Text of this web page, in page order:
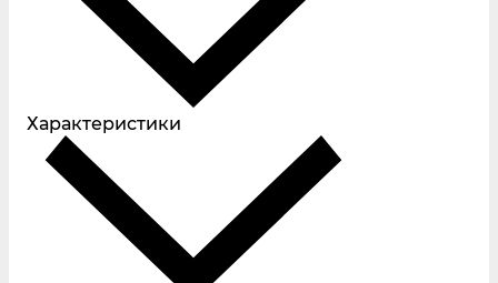
Характеристики